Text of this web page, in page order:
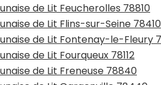
de Lit Feucherolles 78810
de Lit Flins-sur-Seine 78410
de Lit Fontenay-le-Fleury
de Lit Fourqueux 78112
de Lit Freneuse 78840